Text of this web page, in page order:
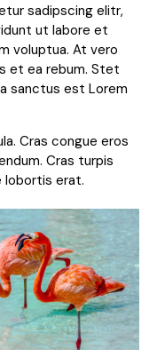
sadipscing elitr,
ut labore et
voluptua. At vero
et ea rebum. Stet
sanctus est Lorem
Cras congue eros
Cras turpis
lobortis erat.